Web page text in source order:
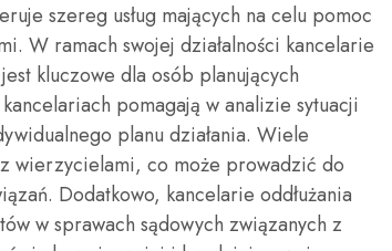
szereg usług mających na celu pomoc
W ramach swojej działalności kancelarie
kluczowe dla osób planujących
pomagają w analizie sytuacji
planu działania. Wiele
wierzycielami, co może prowadzić do
Dodatkowo, kancelarie oddłużania
w sprawach sądowych związanych z